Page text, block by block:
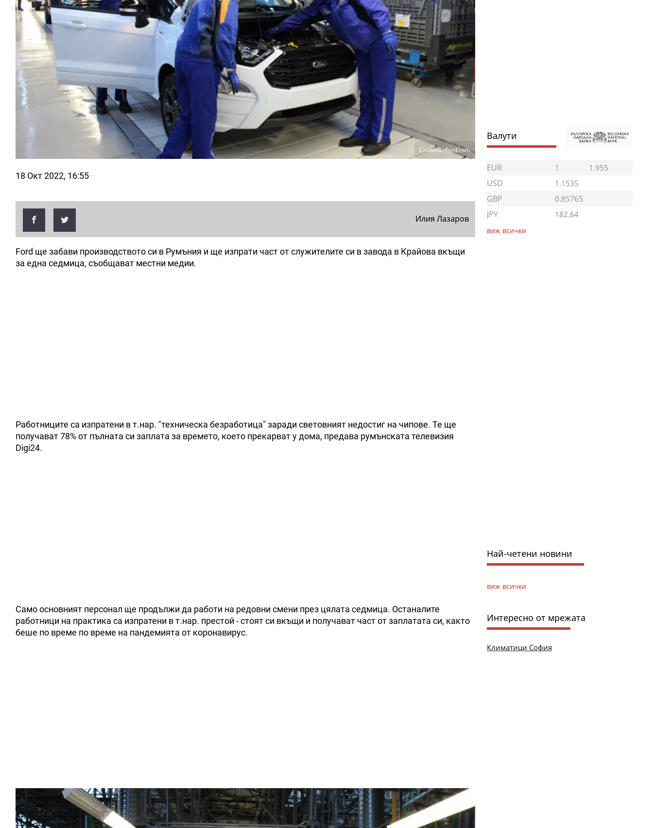
Снимка: Ford.com
18 Окт 2022, 16:55
Илия Лазаров
Ford ще забави производството си в Румъния и ще изпрати част от служителите си в завода в Крайова вкъщи
за една седмица, съобщават местни медии.
Работниците са изпратени в т.нар. "техническа безработица" заради световният недостиг на чипове. Те ще
получават 78% от пълната си заплата за времето, което прекарват у дома, предава румънската телевизия
Digi24.
Само основният персонал ще продължи да работи на редовни смени през цялата седмица. Останалите
работници на практика са изпратени в т.нар. престой - стоят си вкъщи и получават част от заплатата си, както
беше по време по време на пандемията от коронавирус.
Валути
EUR 1
1.955
USD
1.1535
GBP
0.85765
JPY
182.64
виж всички
Най-четени новини
виж всички
Интересно от мрежата
Климатици София